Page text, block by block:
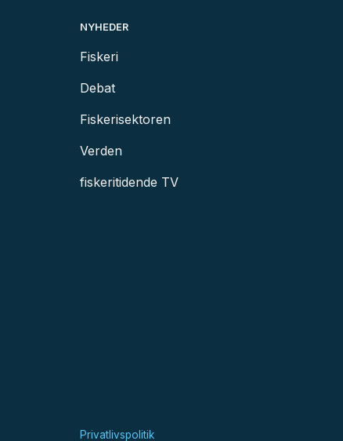
NYHEDER
Fiskeri
Debat
Fiskerisektoren
Verden
fiskeritidende TV
Privatlivspolitik